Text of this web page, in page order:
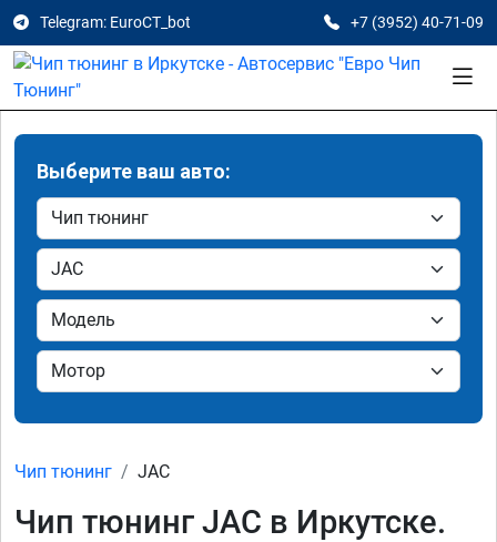
Telegram: EuroCT_bot +7 (3952) 40-71-09
Выберите ваш авто:
Чип тюнинг JAC
Чип тюнинг JAC в Иркутске.